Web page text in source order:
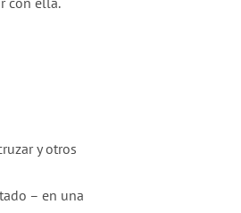
y otros
– en una